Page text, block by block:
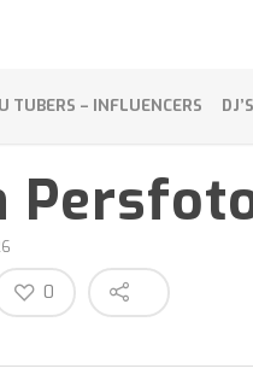
TUBERS – INFLUENCERS DJ’S
0